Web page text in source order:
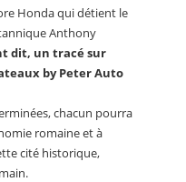
Honda qui détient le
Anthony
dit, un tracé sur
by Peter Auto
chacun pourra
romaine et à
cité historique,